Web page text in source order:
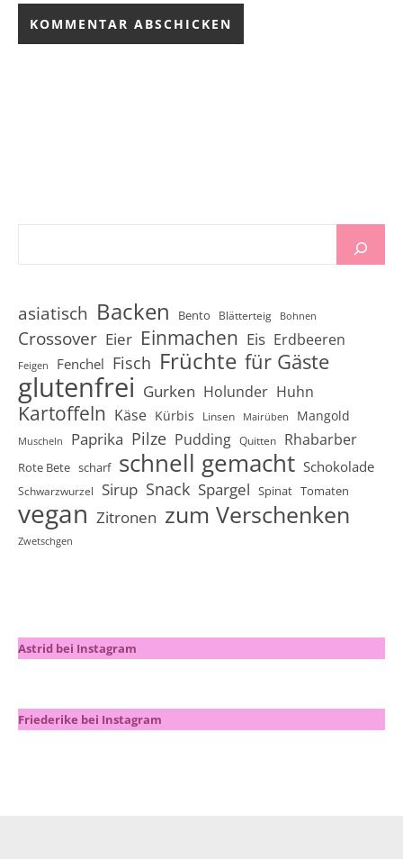
asiatisch Backen Bento Blätterteig Bohnen
Crossover Eier Einmachen Eis Erdbeeren
Feigen Fenchel Fisch Früchte für Gäste
glutenfrei Gurken Holunder Huhn
Kartoffeln Käse Kürbis Linsen Mairüben Mangold
Muscheln Paprika Pilze Pudding Quitten Rhabarber
Rote Bete scharf schnell gemacht Schokolade
Schwarzwurzel Sirup Snack Spargel Spinat Tomaten
vegan Zitronen zum Verschenken
Zwetschgen
Astrid bei Instagram
Friederike bei Instagram